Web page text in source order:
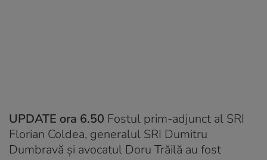
UPDATE ora 6.50 Fostul prim-adjunct al SRI
Florian Coldea, generalul SRI Dumitru
Dumbravă şi avocatul Doru Trăilă au fost